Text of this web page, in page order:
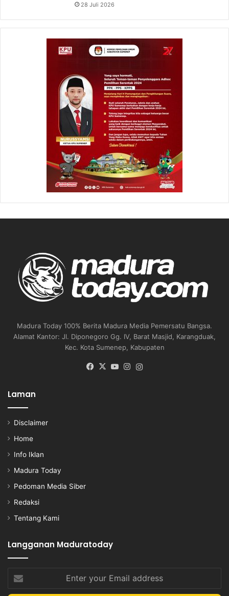
28 Juli 2026
Madura Today 100% Berita Madura Media Pemersatu Bangsa.
Alamat Kantor: Jl. Diponegoro Gg. IV, Barat Masjid, Karangduak,
Kec. Kota Sumenep, Kabupaten
Facebook
X YouTubeInstagram
Laman
Disclaimer
Home
Info Iklan
Madura Today
Pedoman Media Siber
Redaksi
Tentang Kami
Langganan Maduratoday
Enter
your